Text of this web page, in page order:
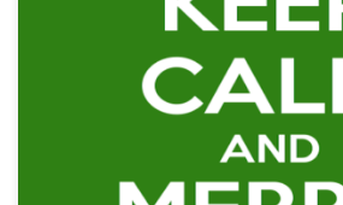
La versione GREEN di Keep Calm and Merry
italiana ed è quella preferita in casa un po’
le sue canzoni preferite: all’Annalisa piace
ritroviamo, ognuno con […]